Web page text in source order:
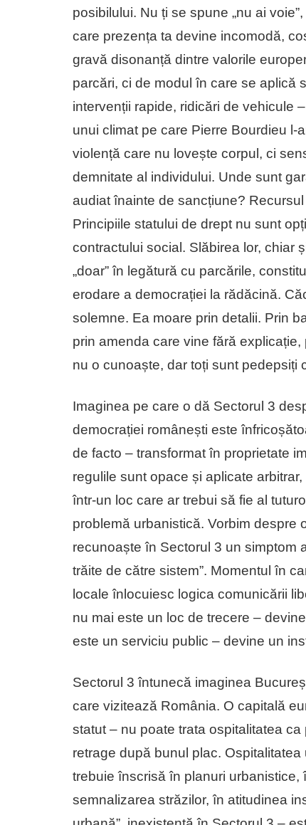
posibilului. Nu ți se spune „nu ai
care prezența ta devine incomodă,
gravă disonanță dintre valorile
parcări, ci de modul în care se aplică
intervenții rapide, ridicări de vehicule
unui climat pe care Pierre Bourdieu l-
violență care nu lovește corpul, ci
demnitate al individului. Unde sunt
audiat înainte de sancțiune?
Principiile statului de drept nu sunt
contractului social. Slăbirea lor, chiar
„doar” în legătură cu parcările,
erodare a democrației la rădăcină.
solemne. Ea moare prin detalii. Prin
prin amenda care vine fără
nu o cunoaște, dar toți sunt pedepsiți
Imaginea pe care o dă Sectorul 3
democrației românești este
de facto – transformat în proprietate
regulile sunt opace și aplicate
într-un loc care ar trebui să fie al
problemă urbanistică. Vorbim despre
recunoaște în Sectorul 3 un simptom
trăite de către sistem”. Momentul în
locale înlocuiesc logica comunicării
nu mai este un loc de trecere –
este un serviciu public – devine un
Sectorul 3 întunecă imaginea
care vizitează România. O capitală
statut – nu poate trata ospitalitatea
retrage după bunul plac.
trebuie înscrisă în planuri urbanistice,
semnalizarea străzilor, în atitudinea